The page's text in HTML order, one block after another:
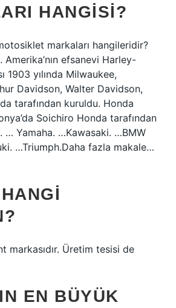
HANGISI?
markaları hangileridir?
efsanevi Harley-
1903 yılında Milwaukee,
Davidson, Walter Davidson,
tarafından kuruldu. Honda
Soichiro Honda tarafından
… Yamaha. …Kawasaki. …BMW
…Triumph.Daha fazla makale…
markasıdır. Üretim tesisi de
EN BÜYÜK